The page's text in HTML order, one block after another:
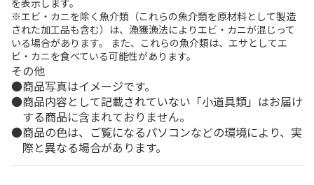
※エビ・カニを除く魚介類（これらの魚介類を原材料として製造
された加工品も含む）は、漁獲漁法によりエビ・カニが混じって
いる場合があります。 また、これらの魚介類は、エサとしてエ
ビ・カニを食べている可能性があります。
その他
商品写真はイメージです。
商品内容として記載されていない「小道具類」はお届け
する商品に含まれておりません。
商品の色は、ご覧になるパソコンなどの環境により、実
際と異なる場合があります。